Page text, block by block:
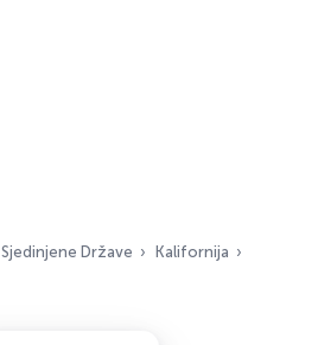
Sjedinjene Države
Kalifornija